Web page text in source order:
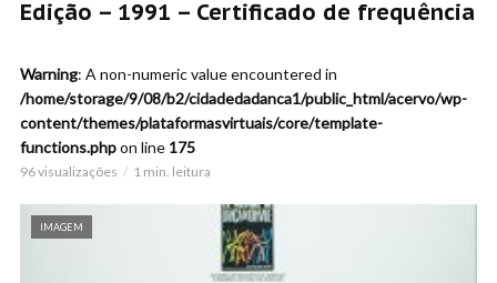
Edição – 1991 – Certificado de frequência
Warning: A non-numeric value encountered in
/home/storage/9/08/b2/cidadedadanca1/public_html/acervo/wp-
content/themes/plataformasvirtuais/core/template-
functions.phpon line 175
96 visualizações 1 min. leitura
IMAGEM